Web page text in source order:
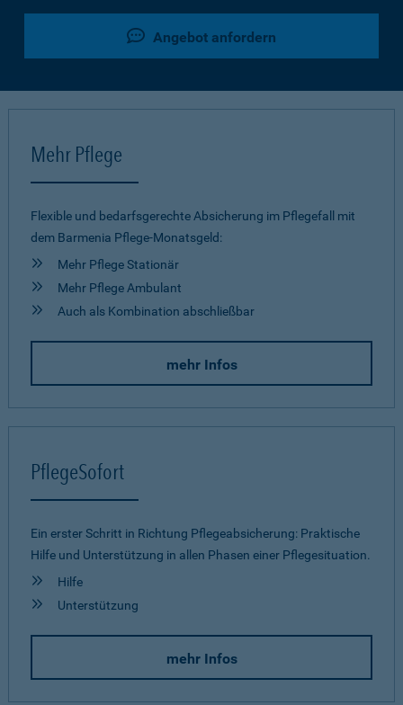
Angebot anfordern
Mehr Pflege
Flexible und bedarfsgerechte Absicherung im Pflegefall mit
dem Barmenia Pflege-Monatsgeld:
Mehr Pflege Stationär
Mehr Pflege Ambulant
Auch als Kombination abschließbar
mehr Infos
PflegeSofort
Ein erster Schritt in Richtung Pflegeab­sicherung: Praktische
Hilfe und Unterstützung in allen Phasen einer Pflegesituation.
Hilfe
Unterstützung
mehr Infos